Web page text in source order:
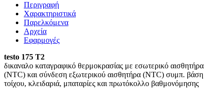
Περιγραφή
Χαρακτηριστικά
Παρελκόμενα
Αρχεία
Εφαρμογές
testo 175 T2
δικαναλο καταγραφικό θερμοκρασίας με εσωτερικό αισθητήρα
(NTC) και σύνδεση εξωτερικού αισθητήρα (NTC) συμπ. βάση
τοίχου, κλειδαριά, μπαταρίες και πρωτόκολλο βαθμονόμησης